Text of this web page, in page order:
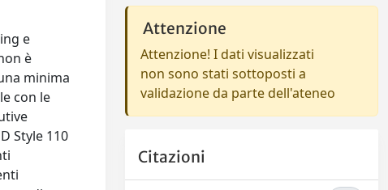
e
è
minima
con le
Style 110
Attenzione
Attenzione! I dati visualizzati
non sono stati sottoposti a
validazione da parte dell'ateneo
Citazioni